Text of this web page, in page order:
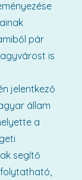
pár
is
jelentkező
állam
a
segítő